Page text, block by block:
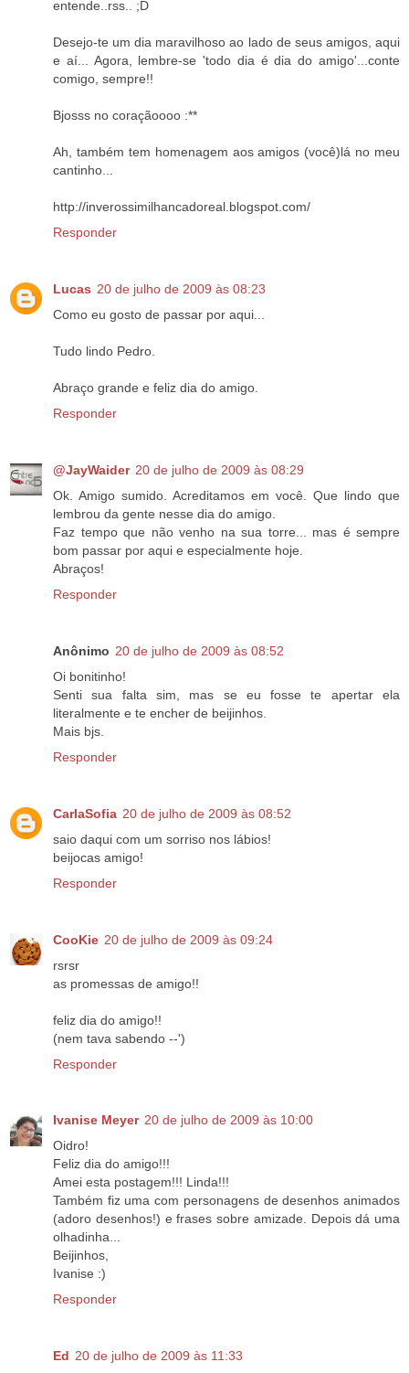
entende..rss.. ;D
Desejo-te um dia maravilhoso ao lado de seus amigos, aqui
e aí... Agora, lembre-se 'todo dia é dia do amigo'...conte
comigo, sempre!!
Bjosss no coraçãoooo :**
Ah, também tem homenagem aos amigos (você)lá no meu
cantinho...
http://inverossimilhancadoreal.blogspot.com/
Responder
Lucas 20 de julho de 2009 às 08:23
Como eu gosto de passar por aqui...
Tudo lindo Pedro.
Abraço grande e feliz dia do amigo.
Responder
@JayWaider 20 de julho de 2009 às 08:29
Ok. Amigo sumido. Acreditamos em você. Que lindo que
lembrou da gente nesse dia do amigo.
Faz tempo que não venho na sua torre... mas é sempre
bom passar por aqui e especialmente hoje.
Abraços!
Responder
Anônimo 20 de julho de 2009 às 08:52
Oi bonitinho!
Senti sua falta sim, mas se eu fosse te apertar ela
literalmente e te encher de beijinhos.
Mais bjs.
Responder
CarlaSofia 20 de julho de 2009 às 08:52
saio daqui com um sorriso nos lábios!
beijocas amigo!
Responder
CooKie 20 de julho de 2009 às 09:24
rsrsr
as promessas de amigo!!
feliz dia do amigo!!
(nem tava sabendo --')
Responder
Ivanise Meyer 20 de julho de 2009 às 10:00
Oidro!
Feliz dia do amigo!!!
Amei esta postagem!!! Linda!!!
Também fiz uma com personagens de desenhos animados
(adoro desenhos!) e frases sobre amizade. Depois dá uma
olhadinha...
Beijinhos,
Ivanise :)
Responder
Ed 20 de julho de 2009 às 11:33